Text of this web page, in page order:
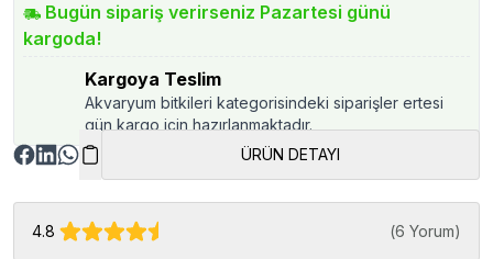
Bugün sipariş verirseniz Pazartesi günü
kargoda!
Kargoya Teslim
Akvaryum bitkileri kategorisindeki siparişler ertesi
gün kargo için hazırlanmaktadır.
ÜRÜN DETAYI
4.8 (6 Yorum)